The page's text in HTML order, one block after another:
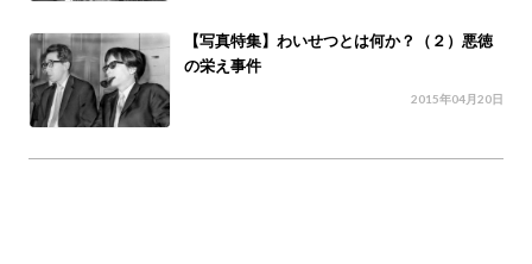
【写真特集】わいせつとは何か？（２）悪徳
の栄え事件
2015年04月20日